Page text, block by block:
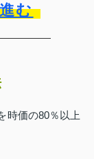
む
時価の80％以上